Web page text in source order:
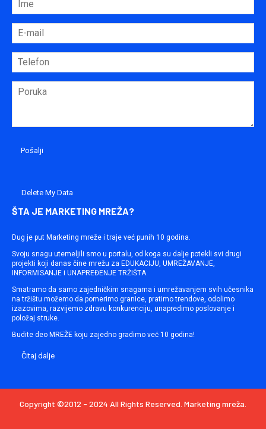
Delete My Data
ŠTA JE MARKETING MREŽA?
Dug je put Marketing mreže i traje već punih 10 godina.
Svoju snagu utemeljili smo u portalu, od koga su dalje potekli svi drugi
projekti koji danas čine mrežu za EDUKACIJU, UMREŽAVANJE,
INFORMISANJE i UNAPREĐENJE TRŽIŠTA.
Smatramo da samo zajedničkim snagama i umrežavanjem svih učesnika
na tržištu možemo da pomerimo granice, pratimo trendove, odolimo
izazovima, razvijemo zdravu konkurenciju, unapredimo poslovanje i
položaj struke.
Budite deo MREŽE koju zajedno gradimo već 10 godina!
Čitaj dalje
Copyright ©2012 - 2024 All Rights Reserved. Marketing mreža.